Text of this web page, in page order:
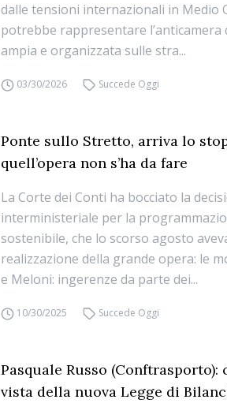
dalle tensioni internazionali in Medio
potrebbe rappresentare
ampia e organizzata sulle stra...
03/30/2026 Succede Oggi
Ponte sullo Stretto, arriva lo
quell’opera non s’ha da fare
La Corte dei Conti ha bocciato la
interministeriale per la
sostenibile, che lo scorso agosto
realizzazione della grande opera: le
e Meloni: ingerenze da parte dei...
10/30/2025 Succede Oggi
Pasquale Russo
vista della nuova Legge di